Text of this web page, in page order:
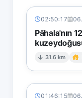
02:50:17
Pāhala'nın
31.6 km
01:46:15